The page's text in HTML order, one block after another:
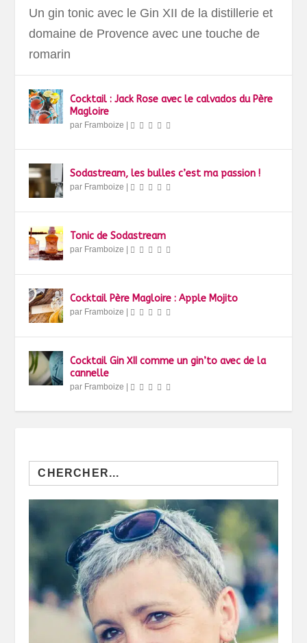
Un gin tonic avec le Gin XII de la distillerie et
domaine de Provence avec une touche de
romarin
Cocktail : Jack Rose avec le calvados du Père
Magloire
par Framboize |
Sodastream, les bulles c’est ma passion !
par Framboize |
Tonic de Sodastream
par Framboize |
Cocktail Père Magloire : Apple Mojito
par Framboize |
Cocktail Gin XII comme un gin’to avec de la
cannelle
par Framboize |
Search
for: